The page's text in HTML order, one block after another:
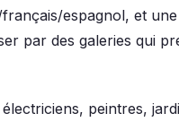
espagnol, et
par des galeries qui
peintres,